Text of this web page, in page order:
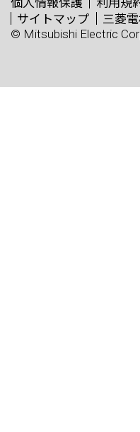
サイトマップ
三菱
© Mitsubishi Electric